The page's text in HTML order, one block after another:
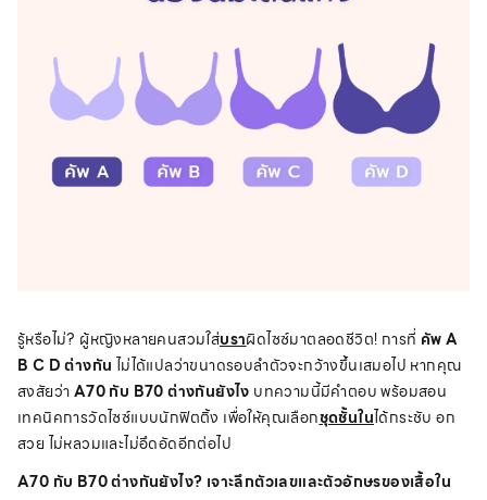
รู้หรือไม่? ผู้หญิงหลายคนสวมใส่บราผิดไซซ์มาตลอดชีวิต! การที่ คัพ A
B C D ต่างกัน ไม่ได้แปลว่าขนาดรอบลำตัวจะกว้างขึ้นเสมอไป หากคุณ
สงสัยว่าA70 กับ B70 ต่างกันยังไง บทความนี้มีคำตอบ พร้อมสอน
เทคนิคการวัดไซซ์แบบนักฟิตติ้ง เพื่อให้คุณเลือกชุดชั้นในได้กระชับ อก
สวย ไม่หลวมและไม่อึดอัดอีกต่อไป
A70 กับ B70 ต่างกันยังไง? เจาะลึกตัวเลขและตัวอักษรของเสื้อใน